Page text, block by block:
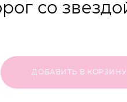
со
ДОБАВИТЬ В КОРЗИНУ